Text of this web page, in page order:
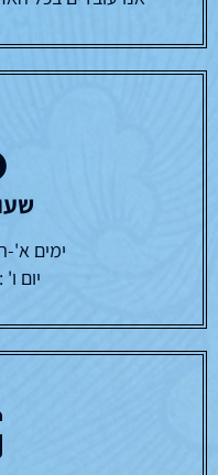
ימים א'-ה' : 14:00 -
יום ו' : 9:00 - 10:30